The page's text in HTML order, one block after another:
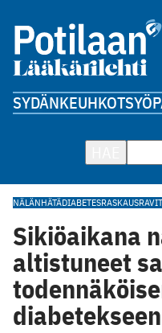
SYDÄNKEUHKOT
NÄLÄNHÄTÄDIABETESRASKAUS
Sikiöaikana
altistuneet
diabetekseen